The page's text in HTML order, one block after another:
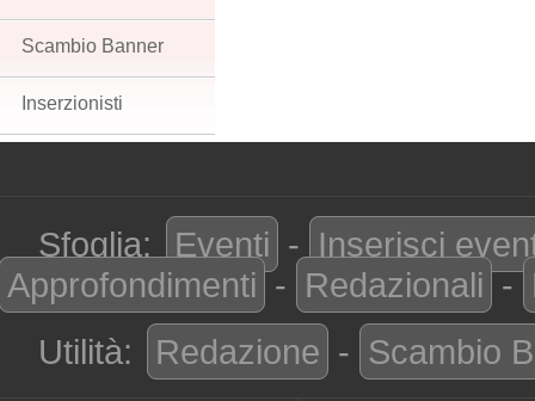
Scambio Banner
Inserzionisti
Sfoglia: Eventi - Inserisci
Approfondimenti - Redazionali -
Utilità:
Redazione - Scambio